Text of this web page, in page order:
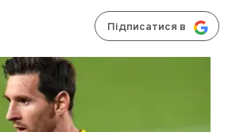
Підписатися в